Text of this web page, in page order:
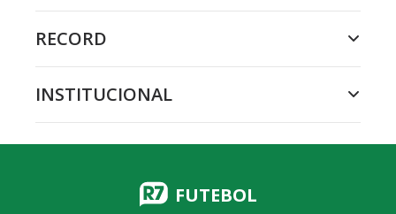
RECORD
INSTITUCIONAL
FUTEBOL